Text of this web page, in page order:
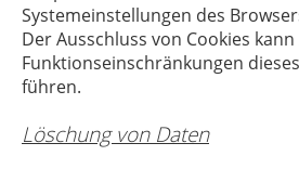
Systemeinstellungen des
Der Ausschluss von Cookies kann
Funktionseinschränkungen
führen.
Löschung von Daten